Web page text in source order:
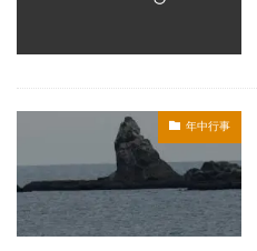
年中行事